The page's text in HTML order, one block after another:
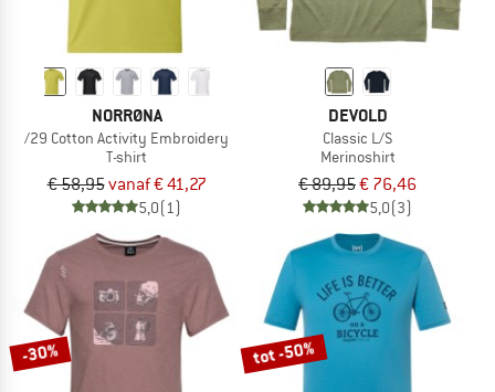
NORRØNA
/29 Cotton Activity Embroidery
T-shirt
€ 58,95vanaf € 41,27
5,0(1)
DEVOLD
Classic L/S
Merinoshirt
€ 89,95€ 76,46
5,0(3)
-30% tot -50%